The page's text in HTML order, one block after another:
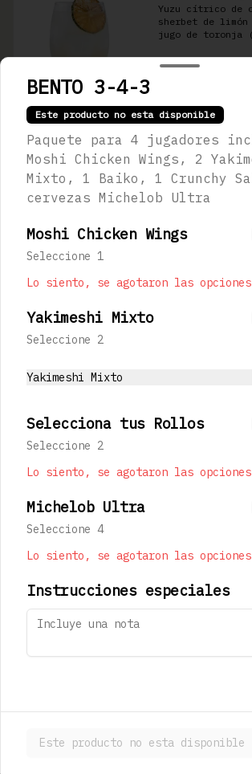
Yuzu cítrico de
sherbet de
jugo de toronja
Naruto
Fresas
refresco
$123.00
Nao
jugo de lychee,
Kan
(300ml)
473 ml
$180.00
Stella
BENTO 3-4-3
Este producto no esta disponible
Paquete para 4 jugadores
Moshi Chicken Wings, 2
Mixto, 1 Baiko, 1 Crunchy
cervezas Michelob Ultra
Moshi Chicken Wings
Seleccione 1
Lo siento, se agotaron las opciones
Yakimeshi Mixto
Seleccione 2
Yakimeshi Mixto
Selecciona tus Rollos
Seleccione 2
Lo siento, se agotaron las opciones
Michelob Ultra
Seleccione 4
Lo siento, se agotaron las opciones
Instrucciones especiales
Este producto no esta disponible